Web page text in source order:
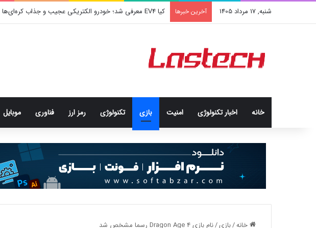
شنبه, 17 مرداد 1405 آخرین خبرها کشف جدید دانشمندان: برخی باکتری‌های دهان می‌توانند خطر
خانه اخبار تکنولوژی امنيت بازی تکنولوژی رمز ارز فناوری موبایل
خانه/بازی/نام بازی Dragon Age 4 رسما مشخص شد